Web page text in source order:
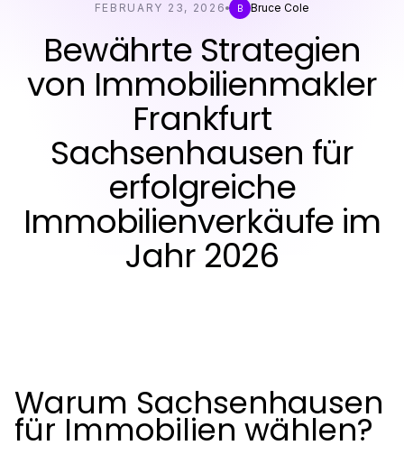
FEBRUARY 23, 2026
B Bruce Cole
Bewährte Strategien
von Immobilienmakler
Frankfurt
Sachsenhausen für
erfolgreiche
Immobilienverkäufe im
Jahr 2026
Warum Sachsenhausen
für Immobilien wählen?